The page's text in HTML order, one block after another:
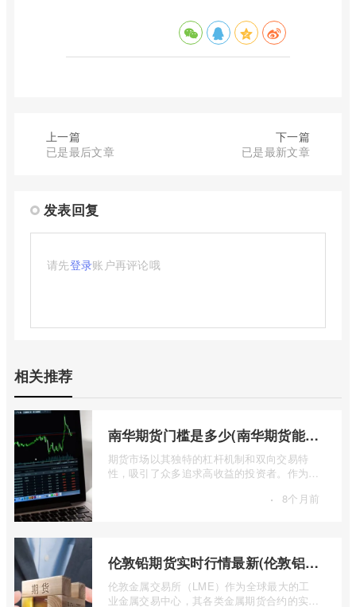
上一篇
已是最后文章
下一篇
已是最新文章
发表回复
请先登录账户再评论哦
相关推荐
南华期货门槛是多少(南华期货能做国际期货吗)
期货市场以其独特的杠杆机制和双向交易特
性，吸引了众多追求高收益的投资者。作为中
· 8个月前
伦敦铅期货实时行情最新(伦敦铝锡期货实时行情)
伦敦金属交易所（LME）作为全球最大的工
业金属交易中心，其各类金属期货合约的实时